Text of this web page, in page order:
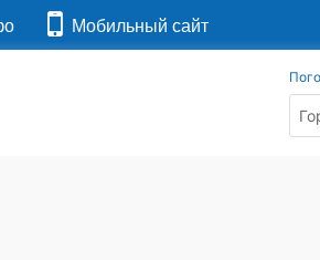
Мобильный сайт